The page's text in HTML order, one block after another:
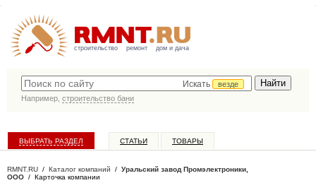
строительство ремонт дом и дача
Искать
везде
Например, строительство бани
ВЫБРАТЬ РАЗДЕЛ СТАТЬИ ТОВАРЫ
RMNT.RU / Каталог компаний / Уральский завод Промэлектроники,
ООО / Карточка компании